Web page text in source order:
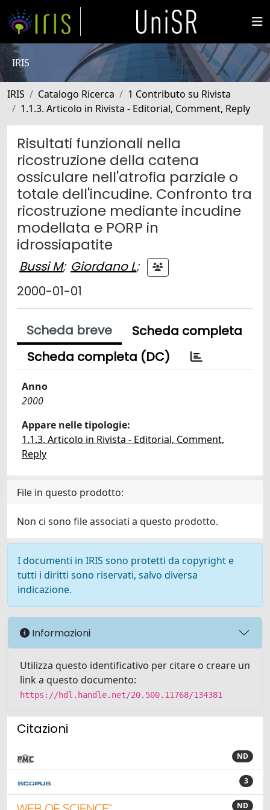
IRIS
IRIS Catalogo Ricerca
1 Contributo su Rivista
1.1.3. Articolo in Rivista - Editorial, Comment, Reply
Risultati funzionali nella
ricostruzione della catena
ossiculare nell'atrofia parziale o
totale dell'incudine. Confronto tra
ricostruzione mediante incudine
modellata e PORP in
idrossiapatite
Bussi M; Giordano L;
2000-01-01
Scheda breve
Scheda completa
Scheda completa (DC)
Anno
2000
Appare nelle tipologie:
1.1.3. Articolo in Rivista - Editorial, Comment,
Reply
File in questo prodotto:
Non ci sono file associati a questo prodotto.
I documenti in IRIS sono protetti da copyright e
tutti i diritti sono riservati, salvo diversa
indicazione.
Informazioni
Utilizza questo identificativo per citare o creare un
link a questo documento:
https://hdl.handle.net/20.500.11768/134381
Citazioni
ND
3
ND